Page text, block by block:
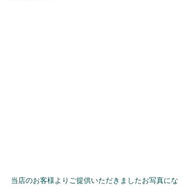
当店のお客様よりご提供いただきましたお写真にな